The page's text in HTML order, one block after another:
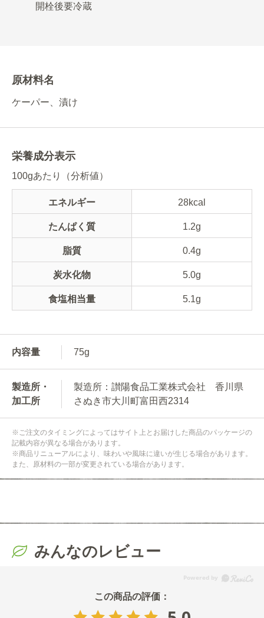
開栓後要冷蔵
原材料名
ケーパー、漬け
栄養成分表示
100gあたり（分析値）
エネルギー 28kcal
たんぱく質 1.2g
脂質 0.4g
炭水化物 5.0g
食塩相当量 5.1g
内容量 75g
製造所・
加工所
製造所：讃陽食品工業株式会社 香川県
さぬき市大川町富田西2314
※ご注文のタイミングによってはサイト上とお届けした商品のパッケージの
記載内容が異なる場合があります。
※商品リニューアルにより、味わいや風味に違いが生じる場合があります。
また、原材料の一部が変更されている場合があります。
みんなのレビュー